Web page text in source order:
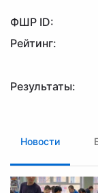
ФШР ID:
Рейтинг:
Результаты:
Новости